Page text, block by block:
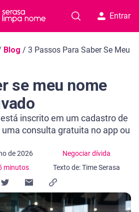
Entrar
Blog / 3 Passos Para Saber Se Meu
se meu nome
inscrito em um cadastro de
consulta gratuita no app ou
de 2026 Negociar dívida
minutos Texto de: Time Serasa